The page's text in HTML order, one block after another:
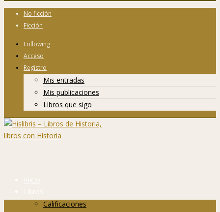
No ficción
Ficción
Following
Acceso
Registro
Mis entradas
Mis publicaciones
Libros que sigo
Inicio
Libros
Calificaciones